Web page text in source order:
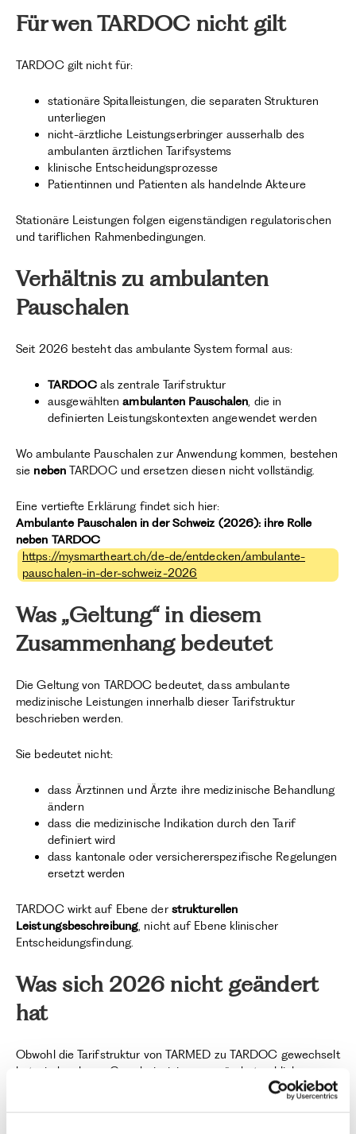
Für wen TARDOC nicht gilt
TARDOC gilt nicht für:
stationäre Spitalleistungen, die separaten Strukturen
unterliegen
nicht-ärztliche Leistungserbringer ausserhalb des
ambulanten ärztlichen Tarifsystems
klinische Entscheidungsprozesse
Patientinnen und Patienten als handelnde Akteure
Stationäre Leistungen folgen eigenständigen regulatorischen
und tariflichen Rahmenbedingungen.
Verhältnis zu ambulanten
Pauschalen
Seit 2026 besteht das ambulante System formal aus:
TARDOCals zentrale Tarifstruktur
ausgewähltenambulanten Pauschalen, die in
definierten Leistungskontexten angewendet werden
Wo ambulante Pauschalen zur Anwendung kommen, bestehen
sie nebenTARDOC und ersetzen diesen nicht vollständig.
Eine vertiefte Erklärung findet sich hier:
Ambulante Pauschalen in der Schweiz (2026): ihre Rolle
neben TARDOC
https://mysmartheart.ch/de-de/entdecken/ambulante-
pauschalen-in-der-schweiz-2026
Was „Geltung“ in diesem
Zusammenhang bedeutet
Die Geltung von TARDOC bedeutet, dass ambulante
medizinische Leistungen innerhalb dieser Tarifstruktur
beschrieben werden.
Sie bedeutet nicht:
dass Ärztinnen und Ärzte ihre medizinische Behandlung
ändern
dass die medizinische Indikation durch den Tarif
definiert wird
dass kantonale oder versichererspezifische Regelungen
ersetzt werden
TARDOC wirkt auf Ebene der strukturellen
Leistungsbeschreibung, nicht auf Ebene klinischer
Entscheidungsfindung.
Was sich 2026 nicht geändert
hat
Obwohl die Tarifstruktur von TARMED zu TARDOC gewechselt
hat, sind mehrere Grundprinzipien unverändert geblieben: